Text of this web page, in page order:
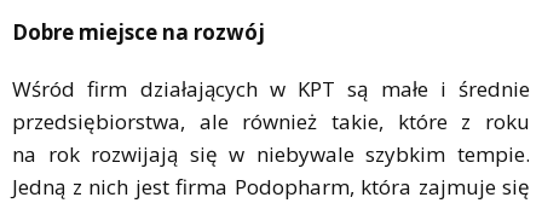
Dobre miejsce na rozwój
Wśród firm działających w KPT są małe i średnie
przedsiębiorstwa, ale również takie, które z roku
na rok rozwijają się w niebywale szybkim tempie.
Jedną z nich jest firma Podopharm, która zajmuje się